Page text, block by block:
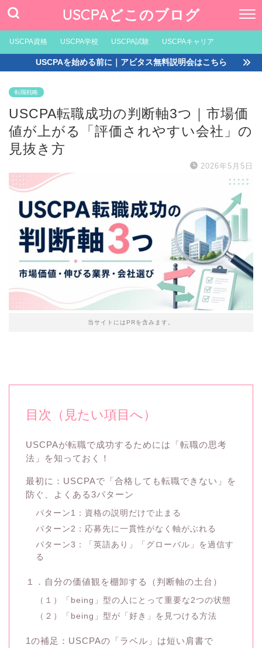
USCPAどこのブログ
USCPA資格 USCPA学校 USCPA試験 USCPAキャリア
USCPAを始める前に｜アビタス無料説明会はこちら
転職戦略
USCPA転職成功の判断軸3つ｜市場価
値が上がる「評価されやすい会社」の
見抜き方
2026年5月5日
当サイトにはPRを含みます。
目次（見たい項目へ）
USCPAが転職で成功するためには「転職の思考
法」を知っておく！
最初に：USCPAで「合格しても転職できない」を
防ぐ、よくある3パターン
パターン1：資格の説明だけで止まる
パターン2：応募先に一貫性がなく軸がぶれる
パターン3：「英語あり」「グローバル」を過信す
る
１．自分の価値観を棚卸する（判断軸の土台）
（１）「being」型の人にとって重要な2つの状態
（２）「being」型が「好き」を見つける方法
1の補足：USCPAの「ラベル」は短い肩書で